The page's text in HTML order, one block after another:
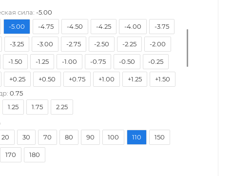
сила: -5.00
-7.00
-5.00 -4.75 -4.50 -4.25 -4.00 -3.75
-3.25 -3.00 -2.75 -2.50 -2.25 -2.00
-1.50 -1.25 -1.00 -0.75 -0.50 -0.25
+0.25 +0.50 +0.75 +1.00 +1.25 +1.50
+2.00
+3.75 +4.00
0.75
1.25 1.75 2.25
20 30 70 80 90 100 110 150
170 180